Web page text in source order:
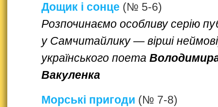
Дощик і сонце (№ 5-6)
Розпочинаємо особливу серію
у Самчитайлику — вірші
українського поета
Вакуленка
Морські пригоди (№ 7-8)